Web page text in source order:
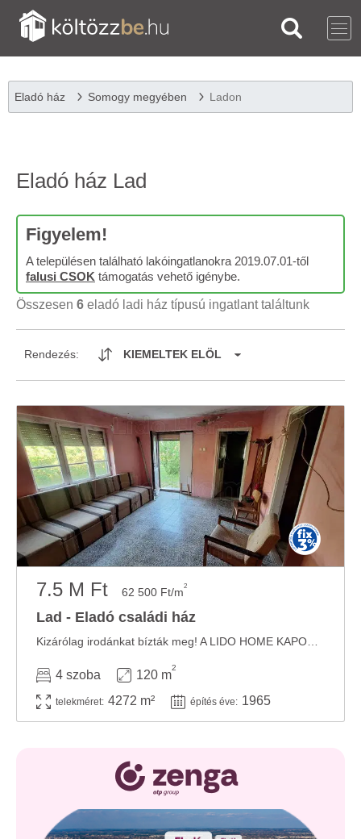
Eladó ház Somogy megyében Ladon
Eladó ház Lad
Figyelem!
A településen található lakóingatlanokra 2019.07.01-től
falusi CSOK támogatás vehető igénybe.
Összesen 6 eladó ladi ház típusú ingatlant találtunk
Rendezés: KIEMELTEK ELÖL
7.5 M Ft 62 500 Ft/m2
Lad - Eladó családi ház
4 szoba 120 m
2
telekméret: 4272 m² építés éve: 1965